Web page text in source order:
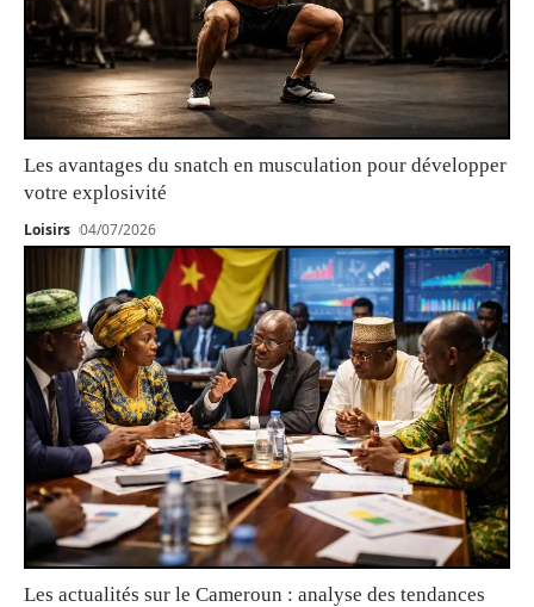
Les avantages du snatch en musculation pour développer
votre explosivité
Loisirs 04/07/2026
Les actualités sur le Cameroun : analyse des tendances